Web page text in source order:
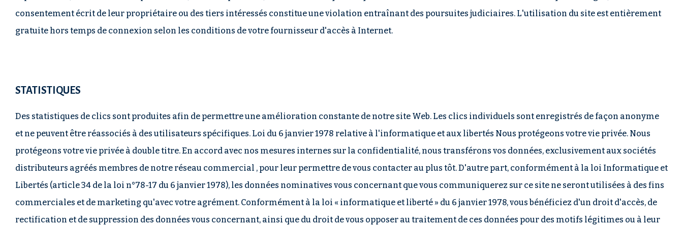
consentement écrit de leur propriétaire ou des tiers intéressés constitue une violation entraînant des poursuites judiciaires. L'utilisation du site est entièrement
gratuite hors temps de connexion selon les conditions de votre fournisseur d'accès à Internet.
STATISTIQUES
Des statistiques de clics sont produites afin de permettre une amélioration constante de notre site Web. Les clics individuels sont enregistrés de façon anonyme
et ne peuvent être réassociés à des utilisateurs spécifiques. Loi du 6 janvier 1978 relative à l'informatique et aux libertés Nous protégeons votre vie privée. Nous
protégeons votre vie privée à double titre. En accord avec nos mesures internes sur la confidentialité, nous transférons vos données, exclusivement aux sociétés
distributeurs agréés membres de notre réseau commercial , pour leur permettre de vous contacter au plus tôt. D'autre part, conformément à la loi Informatique et
Libertés (article 34 de la loi n°78-17 du 6 janvier 1978), les données nominatives vous concernant que vous communiquerez sur ce site ne seront utilisées à des fins
commerciales et de marketing qu'avec votre agrément. Conformément à la loi « informatique et liberté » du 6 janvier 1978, vous bénéficiez d'un droit d'accès, de
rectification et de suppression des données vous concernant, ainsi que du droit de vous opposer au traitement de ces données pour des motifs légitimes ou à leur